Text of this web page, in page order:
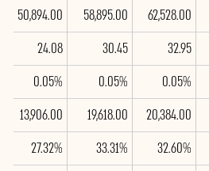
62,528.00
58,895.00
50,894.00
32.95
30.45
24.08
0.05%
0.05%
0.05%
20,384.00
19,618.00
13,906.00
32.60%
33.31%
27.32%